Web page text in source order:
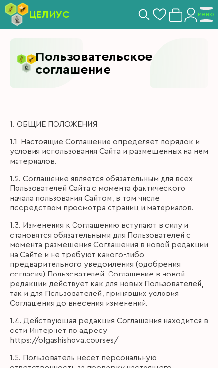
ЦЕЛИУС меню
Пользовательское
соглашение
1. ОБЩИЕ ПОЛОЖЕНИЯ
1.1. Настоящие Соглашение определяет порядок и
условия использования Сайта и размещенных на нем
материалов.
1.2. Соглашение является обязательным для всех
Пользователей Сайта с момента фактического
начала пользования Сайтом, в том числе
посредством просмотра страниц и материалов.
1.3. Изменения к Соглашению вступают в силу и
становятся обязательными для Пользователей с
момента размещения Соглашения в новой редакции
на Сайте и не требуют какого-либо
предварительного уведомления (одобрения,
согласия) Пользователей. Соглашение в новой
редакции действует как для новых Пользователей,
так и для Пользователей, принявших условия
Соглашения до внесения изменений.
1.4. Действующая редакция Соглашения находится в
сети Интернет по адресу
https://olgashishova.courses/
1.5. Пользователь несет персональную